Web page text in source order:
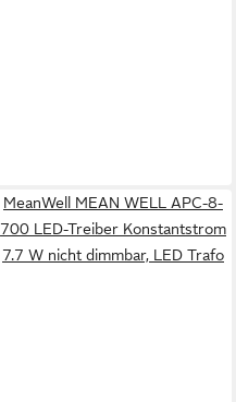
MeanWell MEAN WELL APC-8-
700 LED-Treiber Konstantstrom
7.7 W nicht dimmbar, LED Trafo